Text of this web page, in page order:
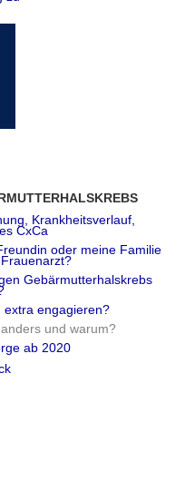
Krankheitsverlauf,
CxCa
oder meine Familie
Gebärmutterhalskrebs
extra engagieren?
und warum?
ab 2020